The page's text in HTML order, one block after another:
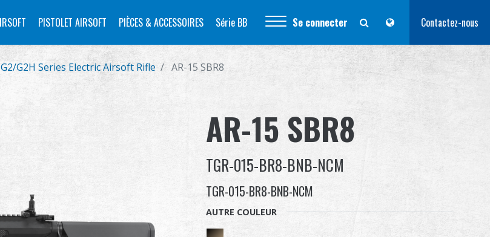
PISTOLET AIRSOFT PIÈCES & ACCESSOIRES Série BB Se connecter Contactez-nous
G2/G2H Series Electric Airsoft Rifle AR-15 SBR8
AR-15 SBR8
TGR-015-BR8-BNB-NCM
TGR-015-BR8-BNB-NCM
AUTRE COULEUR